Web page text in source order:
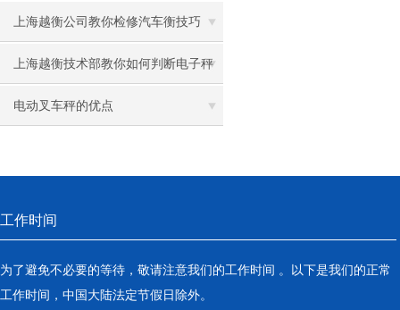
上海越衡公司教你检修汽车衡技巧
上海越衡技术部教你如何判断电子秤
线路是否正常
电动叉车秤的优点
工作时间
为了避免不必要的等待，敬请注意我们的工作时间 。以下是我们的正常
工作时间，中国大陆法定节假日除外。